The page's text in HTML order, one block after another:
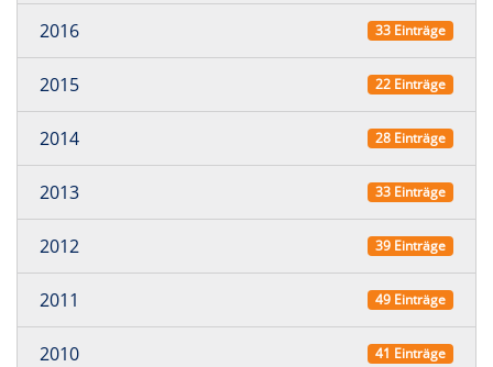
2016 33 Einträge
2015 22 Einträge
2014 28 Einträge
2013 33 Einträge
2012 39 Einträge
2011 49 Einträge
2010 41 Einträge